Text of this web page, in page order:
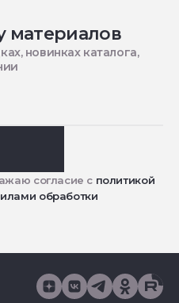
материалов
новинках каталога,
согласие с политикой
обработки